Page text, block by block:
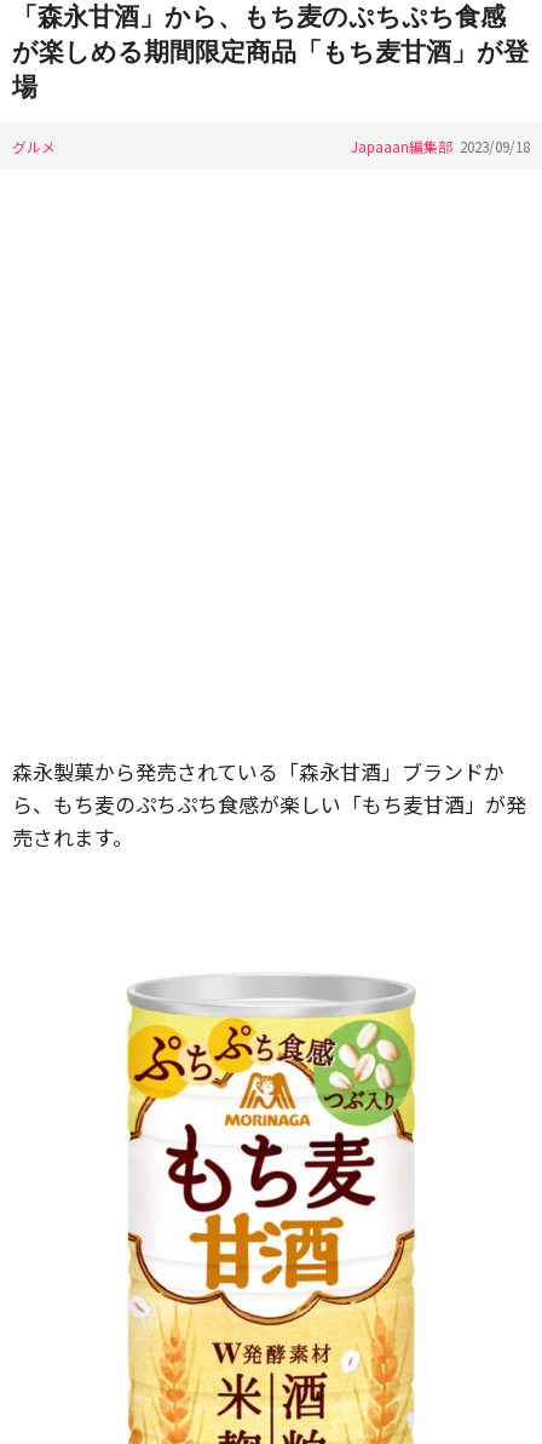
「森永甘酒」から、もち麦のぷちぷち食感
が楽しめる期間限定商品「もち麦甘酒」が登
場
グルメ Japaaan編集部 2023/09/18
森永製菓から発売されている「森永甘酒」ブランドか
ら、もち麦のぷちぷち食感が楽しい「もち麦甘酒」が発
売されます。